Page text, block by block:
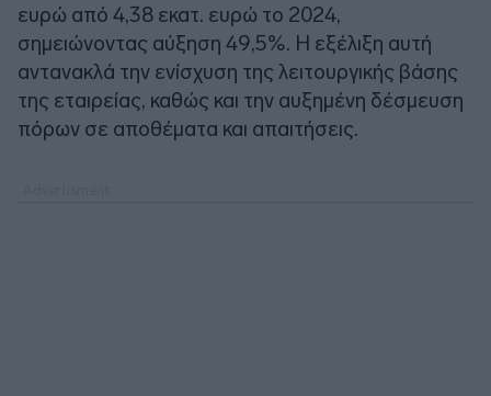
ευρώ από 4,38 εκατ. ευρώ το 2024,
σημειώνοντας αύξηση 49,5%. Η εξέλιξη αυτή
αντανακλά την ενίσχυση της λειτουργικής βάσης
της εταιρείας, καθώς και την αυξημένη δέσμευση
πόρων σε αποθέματα και απαιτήσεις.